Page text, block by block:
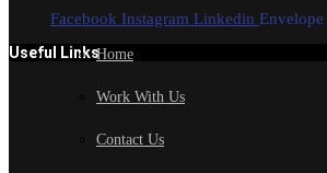
Facebook Instagram Linkedin Envelope
Useful LinksHome
Work With Us
Contact Us